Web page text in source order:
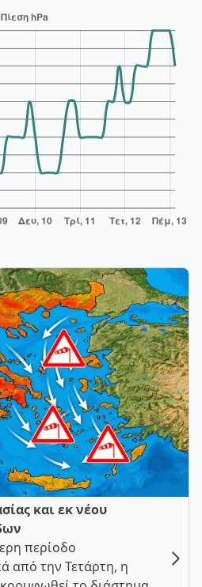
και εκ νέου
περίοδο
από την Τετάρτη, η